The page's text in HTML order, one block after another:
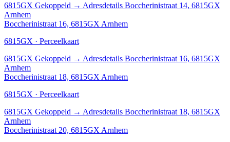
6815GX Gekoppeld → Adresdetails Boccherinistraat 14, 6815GX
Arnhem
Boccherinistraat 16, 6815GX Arnhem
6815GX · Perceelkaart
6815GX Gekoppeld → Adresdetails Boccherinistraat 16, 6815GX
Arnhem
Boccherinistraat 18, 6815GX Arnhem
6815GX · Perceelkaart
6815GX Gekoppeld → Adresdetails Boccherinistraat 18, 6815GX
Arnhem
Boccherinistraat 20, 6815GX Arnhem